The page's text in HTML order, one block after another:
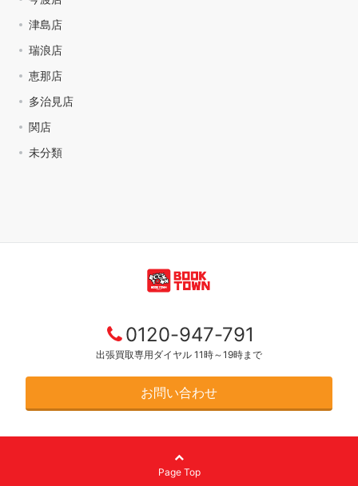
津島店
瑞浪店
恵那店
多治見店
関店
未分類
0120-947-791
出張買取専用ダイヤル 11時～19時まで
お問い合わせ
Page Top